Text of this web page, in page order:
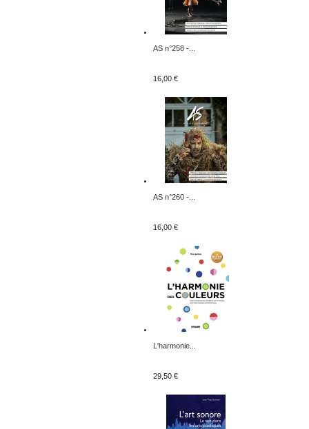
AS n°258 -...
16,00 €
AS n°260 -...
16,00 €
L'harmonie...
29,50 €